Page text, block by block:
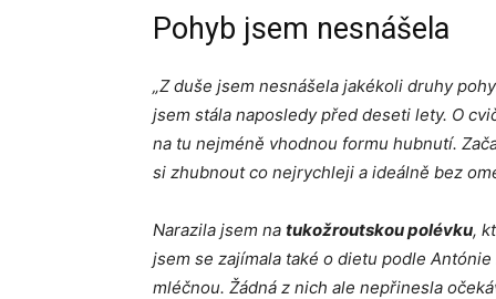
Pohyb jsem nesnášela
„Z duše jsem nesnášela jakékoli druhy
jsem stála naposledy před deseti lety. O
na tu nejméně vhodnou formu hubnutí.
si zhubnout co nejrychleji a ideálně bez
Narazila jsem na tukožroutskou polévku,
jsem se zajímala také o dietu podle
mléčnou. Žádná z nich ale nepřinesla